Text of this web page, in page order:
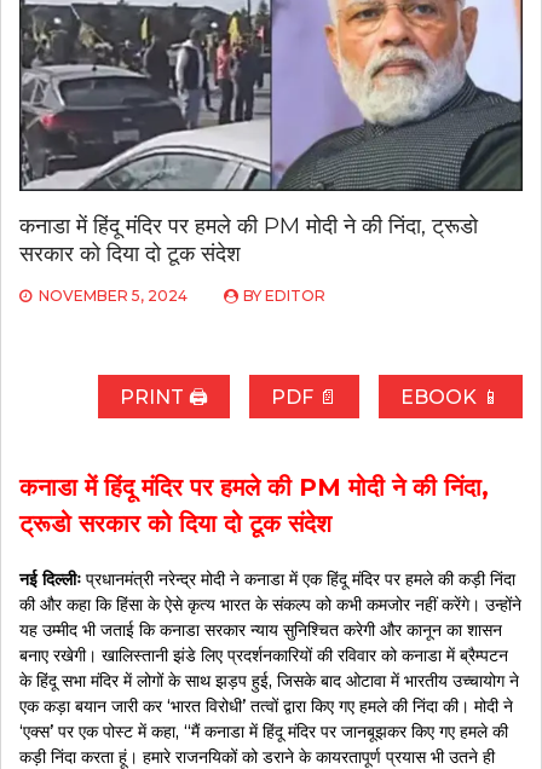
कनाडा में हिंदू मंदिर पर हमले की PM मोदी ने की निंदा, ट्रूडो
सरकार को दिया दो टूक संदेश
NOVEMBER 5, 2024 BY EDITOR
PRINT 🖨 PDF 📄 EBOOK 📱
कनाडा में हिंदू मंदिर पर हमले की PM मोदी ने की निंदा,
ट्रूडो सरकार को दिया दो टूक संदेश
नई दिल्लीः प्रधानमंत्री नरेन्द्र मोदी ने कनाडा में एक हिंदू मंदिर पर हमले की कड़ी निंदा
की और कहा कि हिंसा के ऐसे कृत्य भारत के संकल्प को कभी कमजोर नहीं करेंगे। उन्होंने
यह उम्मीद भी जताई कि कनाडा सरकार न्याय सुनिश्चित करेगी और कानून का शासन
बनाए रखेगी। खालिस्तानी झंडे लिए प्रदर्शनकारियों की रविवार को कनाडा में ब्रैम्पटन
के हिंदू सभा मंदिर में लोगों के साथ झड़प हुई, जिसके बाद ओटावा में भारतीय उच्चायोग ने
एक कड़ा बयान जारी कर ‘भारत विरोधी’ तत्वों द्वारा किए गए हमले की निंदा की। मोदी ने
‘एक्स’ पर एक पोस्ट में कहा, “मैं कनाडा में हिंदू मंदिर पर जानबूझकर किए गए हमले की
कड़ी निंदा करता हूं। हमारे राजनयिकों को डराने के कायरतापूर्ण प्रयास भी उतने ही